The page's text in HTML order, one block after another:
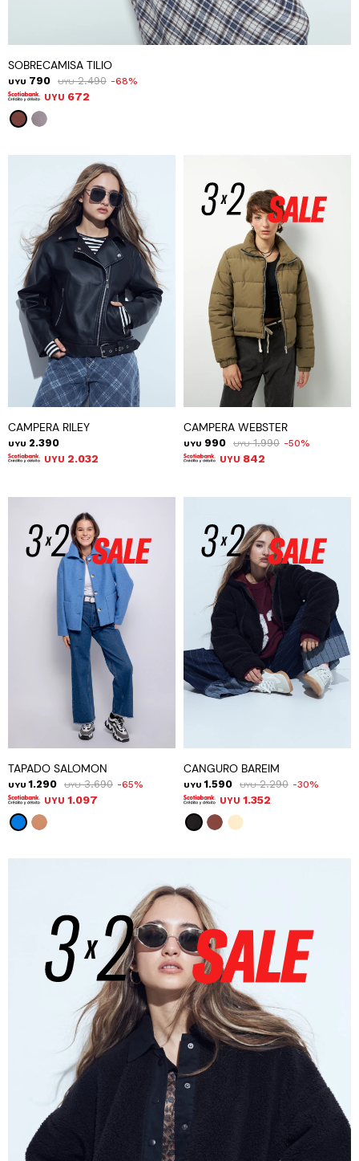
SOBRECAMISA TILIO
UYU 790 UYU 2.490 68
UYU 672
CAMPERA RILEY
UYU 2.390
UYU 2.032
CAMPERA WEBSTER
UYU 990 UYU 1.990 50
UYU 842
TAPADO SALOMON
UYU 1.290 UYU 3.690 65
UYU 1.097
CANGURO BAREIM
UYU 1.590 UYU 2.290 30
UYU 1.352